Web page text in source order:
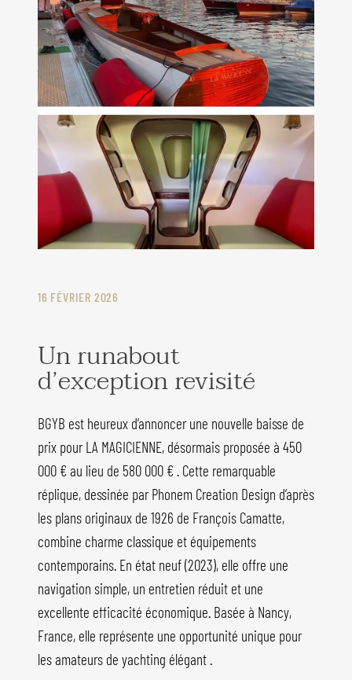
16 FÉVRIER 2026
Un runabout
d’exception revisité
BGYB est heureux d’annoncer une nouvelle baisse de
prix pour LA MAGICIENNE, désormais proposée à 450
000 € au lieu de 580 000 € . Cette remarquable
réplique, dessinée par Phonem Creation Design d’après
les plans originaux de 1926 de François Camatte,
combine charme classique et équipements
contemporains. En état neuf (2023), elle offre une
navigation simple, un entretien réduit et une
excellente efficacité économique. Basée à Nancy,
France, elle représente une opportunité unique pour
les amateurs de yachting élégant .